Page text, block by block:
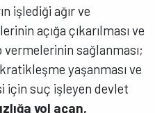
işlediği ağır ve
açığa çıkarılması ve
sağlanması;
yaşanması ve
için suç işleyen devlet
yol açan,